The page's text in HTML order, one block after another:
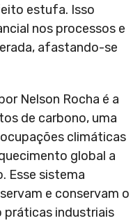
estufa. Isso
nos processos e
afastando-se
Nelson Rocha é a
de carbono, uma
climáticas
global a
Esse sistema
e conservam o
práticas industriais